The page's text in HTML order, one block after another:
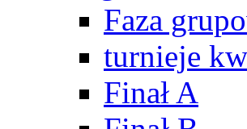
Faza
turnieje
Finał A